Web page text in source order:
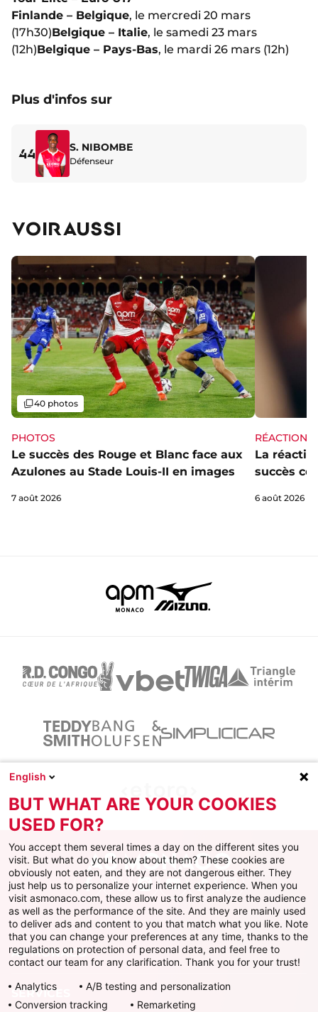
Finlande – Belgique, le mercredi 20 mars
(17h30)Belgique – Italie, le samedi 23 mars
(12h)Belgique – Pays-Bas, le mardi 26 mars (12h)
Plus d'infos sur
44 S. NIBOMBE
Défenseur
VOIR AUSSI
PHOTOS
Le succès des Rouge et Blanc face aux
Azulones au Stade Louis-II en images
Galerie
40 photos
7 août 2026
RÉACTIONS
La
succès
6 août 2026
Facebook
X Instagram
YoutubeTikTokTwitch
AS MONACO
SERVICES
English
BUT WHAT ARE YOUR COOKIES
USED FOR?
You accept them several times a day on the different sites you
visit. But what do you know about them? These cookies are
obviously not eaten, and they are not dangerous either. They
just help us to personalize your internet experience. When you
visit asmonaco.com, these allow us to first analyze the audience
as well as the performance of the site. And they are mainly used
to deliver ads and content to you that match what you like. Note
that you can change your preferences at any time, thanks to the
regulations on protection of personal data, and feel free to
contact our team for any clarification. Thank you for your trust!
Analytics
A/B testing and personalization
Conversion tracking
Remarketing